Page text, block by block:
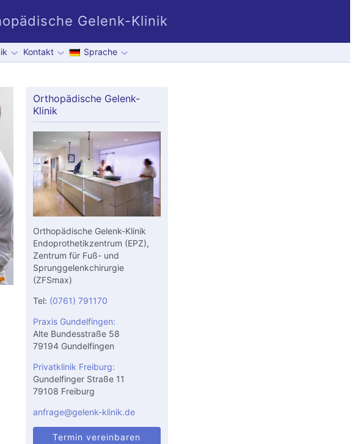
Gelenk-Klinik
Kontakt Sprache
Orthopädische Gelenk-
Klinik
Orthopädische Gelenk-Klinik
Endoprothetikzentrum (EPZ),
Zentrum für Fuß- und
Sprunggelenkchirurgie
(ZFSmax)
Tel: (0761) 791170
Praxis Gundelfingen:
Alte Bundesstraße 58
79194 Gundelfingen
Privatklinik Freiburg:
Gundelfinger Straße 11
79108 Freiburg
anfrage@gelenk-klinik.de
Termin vereinbaren